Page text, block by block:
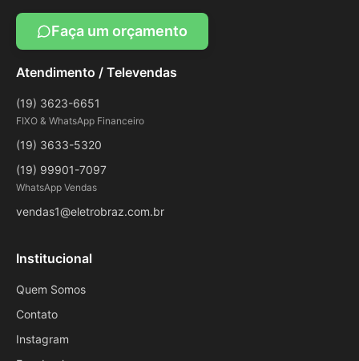
Faça um orçamento
Atendimento / Televendas
(19) 3623-6651
FIXO & WhatsApp Financeiro
(19) 3633-5320
(19) 99901-7097
WhatsApp Vendas
vendas1@eletrobraz.com.br
Institucional
Quem Somos
Contato
Instagram